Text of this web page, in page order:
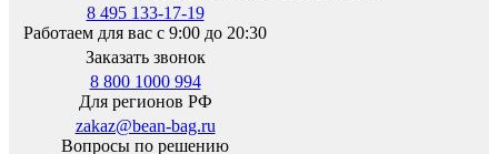
8 495 133-17-19
Работаем для вас с 9:00 до 20:30
Заказать звонок
8 800 1000 994
Для регионов РФ
zakaz@bean-bag.ru
Вопросы по решению